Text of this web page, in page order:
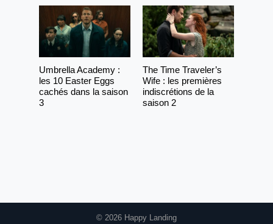
Umbrella Academy :
les 10 Easter Eggs
cachés dans la saison
3
The Time Traveler’s
Wife : les premières
indiscrétions de la
saison 2
© 2026 Happy Landing